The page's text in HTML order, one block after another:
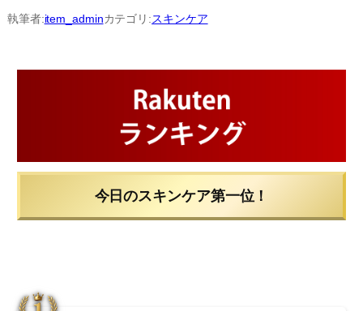
内
容
執筆者:item_adminカテゴリ:スキンケア
今日のスキンケア第一位！